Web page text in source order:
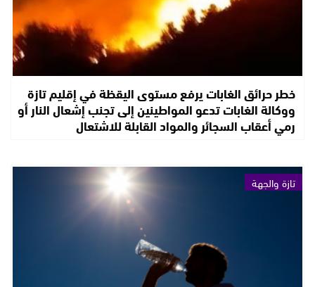
خطر حرائق الغابات يرفع مستوى اليقظة في إقليم تازة
ووكالة الغابات تدعو المواطينين إلى تجنب إشعال النار أو
رمي أعقاب السجائر والمواد القابلة للاشتعال
تازة والجهة